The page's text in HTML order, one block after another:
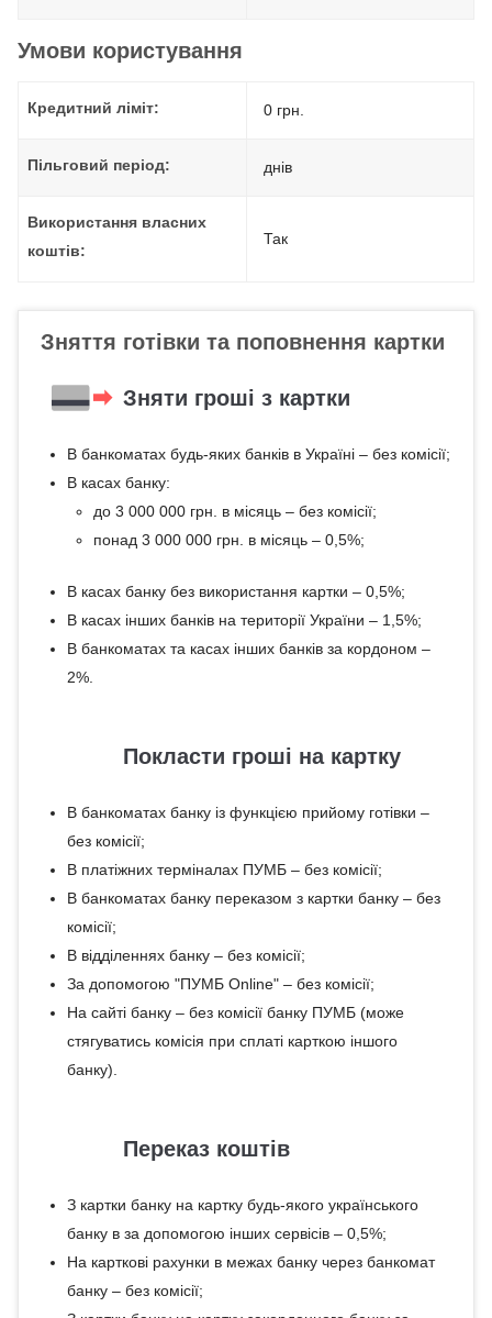
Умови користування
Кредитний ліміт: 0 грн.
Пільговий період: днів
Використання власних
коштів:
Так
Зняття готівки та поповнення картки
Зняти гроші з картки
В банкоматах будь-яких банків в Україні – без комісії;
В касах банку:
до 3 000 000 грн. в місяць – без комісії;
понад 3 000 000 грн. в місяць – 0,5%;
В касах банку без використання картки – 0,5%;
В касах інших банків на території України – 1,5%;
В банкоматах та касах інших банків за кордоном –
2%.
Покласти гроші на картку
В банкоматах банку із функцією прийому готівки –
без комісії;
В платіжних терміналах ПУМБ – без комісії;
В банкоматах банку переказом з картки банку – без
комісії;
В відділеннях банку – без комісії;
За допомогою "ПУМБ Online" – без комісії;
На сайті банку – без комісії банку ПУМБ (може
стягуватись комісія при сплаті карткою іншого
банку).
Переказ коштів
З картки банку на картку будь-якого українського
банку в за допомогою інших сервісів – 0,5%;
На карткові рахунки в межах банку через банкомат
банку – без комісії;